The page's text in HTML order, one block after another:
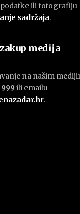
podatke ili
sadržaja.
medija
na našim
ili emailu
.